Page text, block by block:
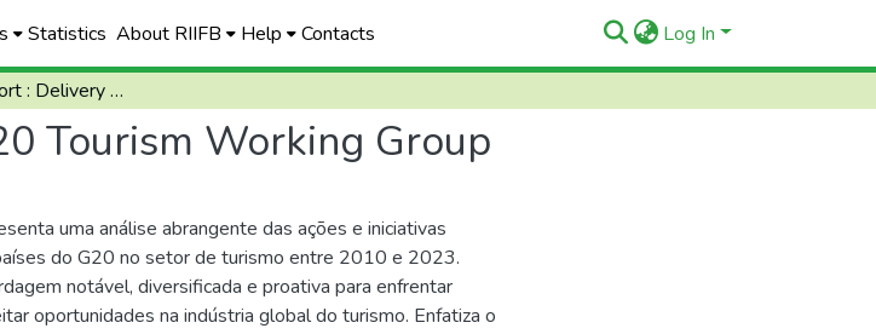
Statistics About RIIFB Help Contacts Log In
Syntesis Report : Delivery 1A: G20 Tourism Working Group
Tourism Working Group
uma análise abrangente das ações e iniciativas
do G20 no setor de turismo entre 2010 e 2023.
notável, diversificada e proativa para enfrentar
oportunidades na indústria global do turismo. Enfatiza o